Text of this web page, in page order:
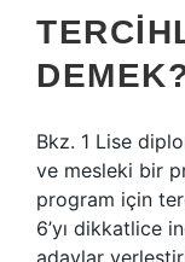
Bkz. 1 Lise
ve mesleki bir
program için
6’yı dikkatlice
adaylar